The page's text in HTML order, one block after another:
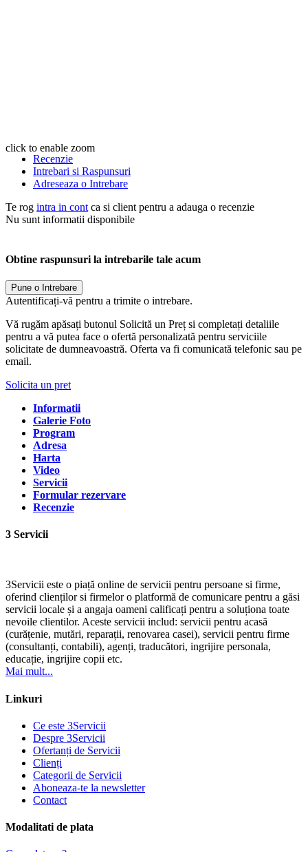
click to enable zoom
Recenzie
Intrebari si Raspunsuri
Adreseaza o Intrebare
Te rog intra in cont ca si client pentru a adauga o recenzie
Nu sunt informatii disponibile
Obtine raspunsuri la intrebarile tale acum
Pune o Intrebare
Autentificați-vă pentru a trimite o intrebare.
Vă rugăm apăsați butonul Solicită un Preț si completați detaliile
pentru a vă putea face o ofertă personalizată pentru serviciile
solicitate de dumneavoastră. Oferta va fi comunicată telefonic sau pe
email.
Solicita un pret
Informatii
Galerie Foto
Program
Adresa
Harta
Video
Servicii
Formular rezervare
Recenzie
3 Servicii
3Servicii este o piață online de servicii pentru persoane si firme,
oferind clienților si firmelor o platformă de comunicare pentru a găsi
servicii locale și a angaja oameni calificați pentru a soluționa toate
nevoile clientilor. Aceste servicii includ: servicii pentru acasă
(curățenie, mutări, reparații, renovarea casei), servicii pentru firme
(consultanți, contabili), agenți, traducători, ingrijire personala,
educație, ingrijire copii etc.
Mai mult...
Linkuri
Ce este 3Servicii
Despre 3Servicii
Ofertanți de Servicii
Clienți
Categorii de Servicii
Aboneaza-te la newsletter
Contact
Modalitati de plata